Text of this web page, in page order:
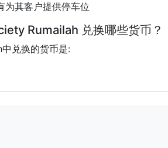
其客户提供停车位
Rumailah 兑换哪些货币？
兑换的货币是: